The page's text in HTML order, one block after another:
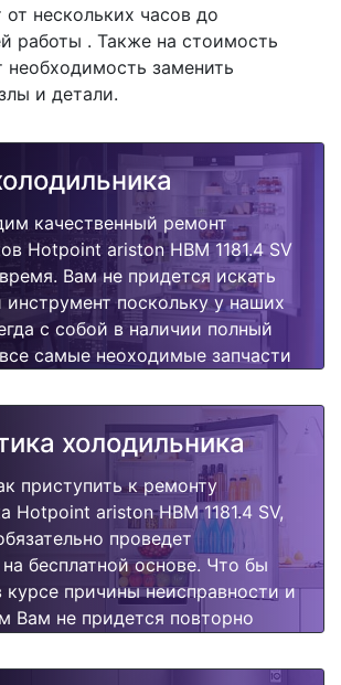
от нескольких часов до
работы . Также на стоимость
необходимость заменить
и детали.
качественный ремонт
Hotpoint ariston HBM 1181.4 SV
Вам не придется искать
инструмент поскольку у наших
с собой в наличии полный
самые неоходимые запчасти
и недорого.
холодильника
приступить к ремонту
Hotpoint ariston HBM 1181.4 SV,
проведет
бесплатной основе. Что бы
курсе причины неисправности и
Вам не придется повторно